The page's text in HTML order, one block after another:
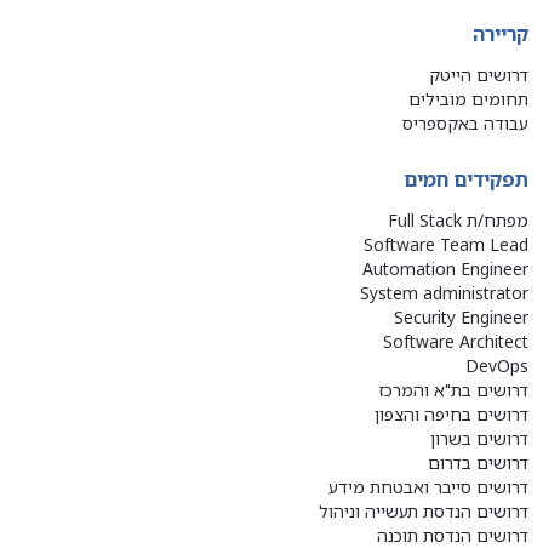
קריירה
דרושים הייטק
תחומים מובילים
עבודה באקספריס
תפקידים חמים
מפתח/ת Full Stack
Software Team Lead
Automation Engineer
System administrator
Security Engineer
Software Architect
DevOps
דרושים בת"א והמרכז
דרושים בחיפה והצפון
דרושים בשרון
דרושים בדרום
דרושים סייבר ואבטחת מידע
דרושים הנדסת תעשייה וניהול
דרושים הנדסת תוכנה